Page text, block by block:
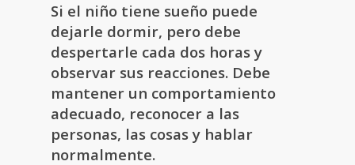
Si el niño tiene sueño puede
dejarle dormir, pero debe
despertarle cada dos horas y
observar sus reacciones. Debe
mantener un comportamiento
adecuado, reconocer a las
personas, las cosas y hablar
normalmente.